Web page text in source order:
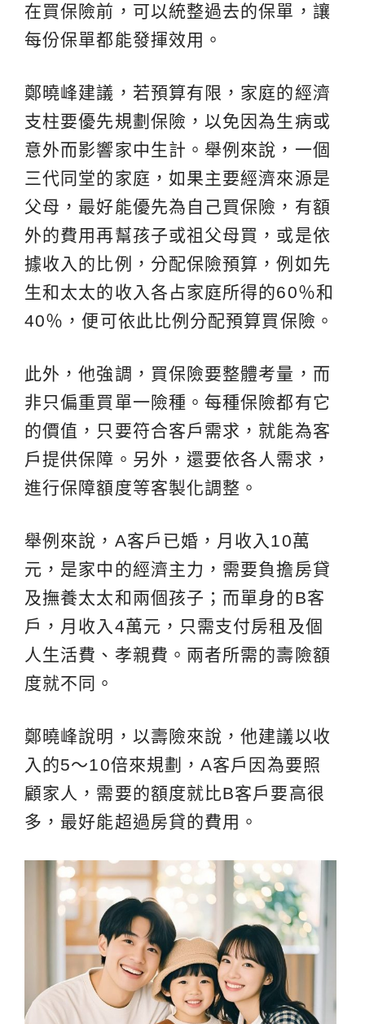
在買保險前，可以統整過去的保單，讓
每份保單都能發揮效用。
鄭曉峰建議，若預算有限，家庭的經濟
支柱要優先規劃保險，以免因為生病或
意外而影響家中生計。舉例來說，一個
三代同堂的家庭，如果主要經濟來源是
父母，最好能優先為自己買保險，有額
外的費用再幫孩子或祖父母買，或是依
據收入的比例，分配保險預算，例如先
生和太太的收入各占家庭所得的60％和
40％，便可依此比例分配預算買保險。
此外，他強調，買保險要整體考量，而
非只偏重買單一險種。每種保險都有它
的價值，只要符合客戶需求，就能為客
戶提供保障。另外，還要依各人需求，
進行保障額度等客製化調整。
舉例來說，A客戶已婚，月收入10萬
元，是家中的經濟主力，需要負擔房貸
及撫養太太和兩個孩子；而單身的B客
戶，月收入4萬元，只需支付房租及個
人生活費、孝親費。兩者所需的壽險額
度就不同。
鄭曉峰說明，以壽險來說，他建議以收
入的5～10倍來規劃，A客戶因為要照
顧家人，需要的額度就比B客戶要高很
多，最好能超過房貸的費用。